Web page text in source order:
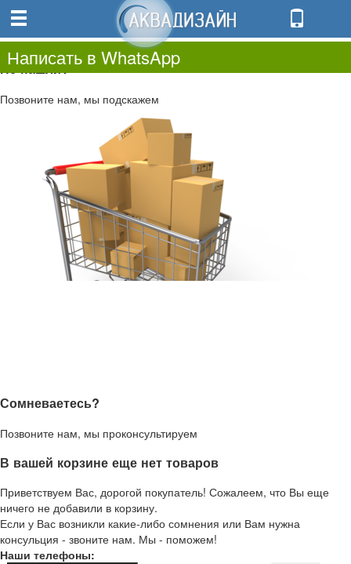
0.00
0
Не нашли?
Позвоните нам, мы подскажем
Сомневаетесь?
Позвоните нам, мы проконсультируем
В вашей корзине еще нет товаров
Приветствуем Вас, дорогой покупатель! Сожалеем, что Вы еще
ничего не добавили в корзину.
Если у Вас возникли какие-либо сомнения или Вам нужна
консульция - звоните нам. Мы - поможем!
Наши телефоны:
Написать в WhatsApp